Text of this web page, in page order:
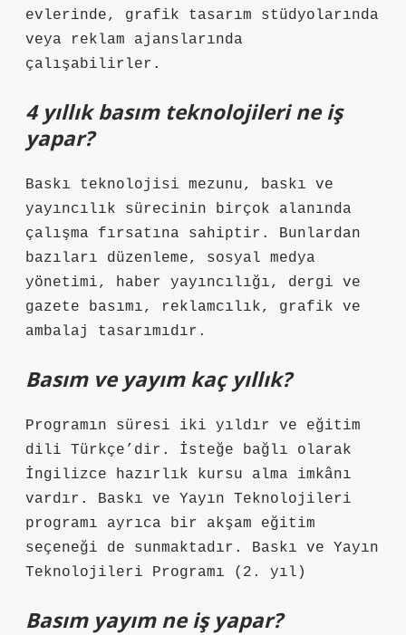
evlerinde, grafik tasarım stüdyolarında
veya reklam ajanslarında
çalışabilirler.
4 yıllık basım teknolojileri ne iş
yapar?
Baskı teknolojisi mezunu, baskı ve
yayıncılık sürecinin birçok alanında
çalışma fırsatına sahiptir. Bunlardan
bazıları düzenleme, sosyal medya
yönetimi, haber yayıncılığı, dergi ve
gazete basımı, reklamcılık, grafik ve
ambalaj tasarımıdır.
Basım ve yayım kaç yıllık?
Programın süresi iki yıldır ve eğitim
dili Türkçe’dir. İsteğe bağlı olarak
İngilizce hazırlık kursu alma imkânı
vardır. Baskı ve Yayın Teknolojileri
programı ayrıca bir akşam eğitim
seçeneği de sunmaktadır. Baskı ve Yayın
Teknolojileri Programı (2. yıl)
Basım yayım ne iş yapar?